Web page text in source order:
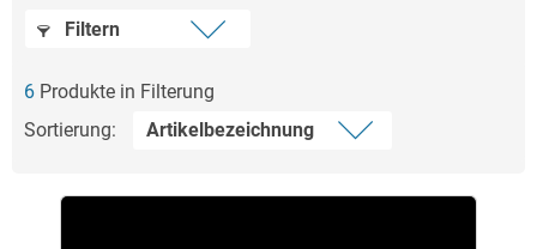
Filtern
6 Produkte in Filterung
Sortierung: